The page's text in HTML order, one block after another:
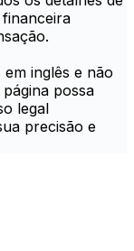
inglês e não
possa
legal
precisão e